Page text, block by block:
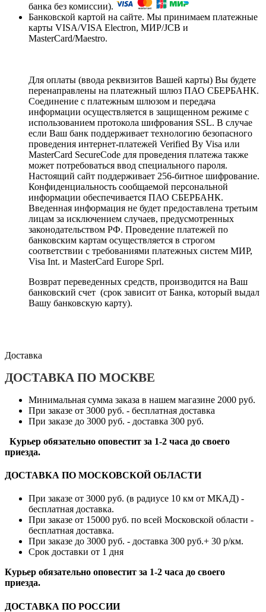
банка без комиссии).
Банковской картой на сайте. Мы принимаем платежные
карты VISA/VISA Electron, МИР/JCB и
MasterCard/Maestro.
Для оплаты (ввода реквизитов Вашей карты) Вы будете
перенаправлены на платежный шлюз ПАО СБЕРБАНК.
Соединение с платежным шлюзом и передача
информации осуществляется в защищенном режиме с
использованием протокола шифрования SSL. В случае
если Ваш банк поддерживает технологию безопасного
проведения интернет-платежей Verified By Visa или
MasterCard SecureCode для проведения платежа также
может потребоваться ввод специального пароля.
Настоящий сайт поддерживает 256-битное шифрование.
Конфиденциальность сообщаемой персональной
информации обеспечивается ПАО СБЕРБАНК.
Введенная информация не будет предоставлена третьим
лицам за исключением случаев, предусмотренных
законодательством РФ. Проведение платежей по
банковским картам осуществляется в строгом
соответствии с требованиями платежных систем МИР,
Visa Int. и MasterCard Europe Sprl.
Возврат переведенных средств, производится на Ваш
банковский счет (срок зависит от Банка, который выдал
Вашу банковскую карту).
Доставка
ДОСТАВКА ПО МОСКВЕ
Минимальная сумма заказа в нашем магазине 2000 руб.
При заказе от 3000 руб. - бесплатная доставка
При заказе до 3000 руб. - доставка 300 руб.
Курьер обязательно оповестит за 1-2 часа до своего
приезда.
ДОСТАВКА ПО МОСКОВСКОЙ ОБЛАСТИ
При заказе от 3000 руб. (в радиусе 10 км от МКАД) -
бесплатная доставка.
При заказе от 15000 руб. по всей Московской области -
бесплатная доставка.
При заказе до 3000 руб. - доставка 300 руб.+ 30 р/км.
Срок доставки от 1 дня
Курьер обязательно оповестит за 1-2 часа до своего
приезда.
ДОСТАВКА ПО РОССИИ